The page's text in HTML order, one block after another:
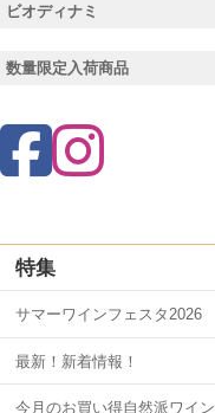
ビオディナミ
数量限定入荷商品
特集
サマーワインフェスタ2026
最新！新着情報！
今月のお買い得自然派ワイン